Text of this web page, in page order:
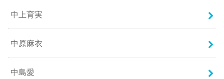
中上育実
中原麻衣
中島愛